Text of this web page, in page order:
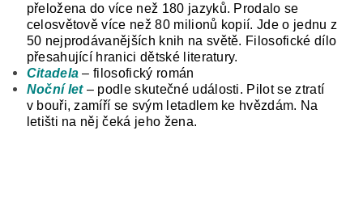
přeložena do více než 180 jazyků. Prodalo se
celosvětově více než 80 milionů kopií. Jde o jednu z
50 nejprodávanějších knih na světě. Filosofické dílo
přesahující hranici dětské literatury.
Citadela – filosofický román
Noční let – podle skutečné události. Pilot se ztratí
v bouři, zamíří se svým letadlem ke hvězdám. Na
letišti na něj čeká jeho žena.